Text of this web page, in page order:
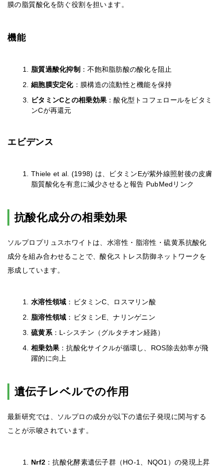
膜の脂質酸化を防ぐ役割を担います。
機能
脂質過酸化抑制 ：不飽和脂肪酸の酸化を阻止
細胞膜安定化：膜構造の流動性と機能を保持
ビタミンCとの相乗効果 ：酸化型トコフェロールをビタミ
ンCが再還元
エビデンス
Thiele et al. (1998) は、ビタミンEが紫外線照射後の皮膚
脂質酸化を有意に減少させると報告 PubMedリンク
抗酸化成分の相乗効果
ソルプロプリュスホワイトは、水溶性・脂溶性・硫黄系抗酸化
成分を組み合わせることで、酸化ストレス防御ネットワークを
形成しています。
水溶性領域 ：ビタミンC、ロスマリン酸
脂溶性領域 ：ビタミンE、ナリンゲニン
硫黄系：L-シスチン（グルタチオン経路）
相乗効果 ：抗酸化サイクルが循環し、ROS除去効率が飛
躍的に向上
遺伝子レベルでの作用
最新研究では、ソルプロの成分が以下の遺伝子発現に関与する
ことが示唆されています。
Nrf2 ：抗酸化酵素遺伝子群（HO-1、NQO1）の発現上昇